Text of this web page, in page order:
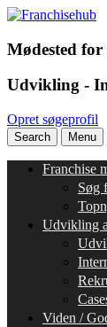
Mødested for
Udvikling -
Opret søgeprofil
Search Menu
Franchise
Søg
Udvikling
Viden /